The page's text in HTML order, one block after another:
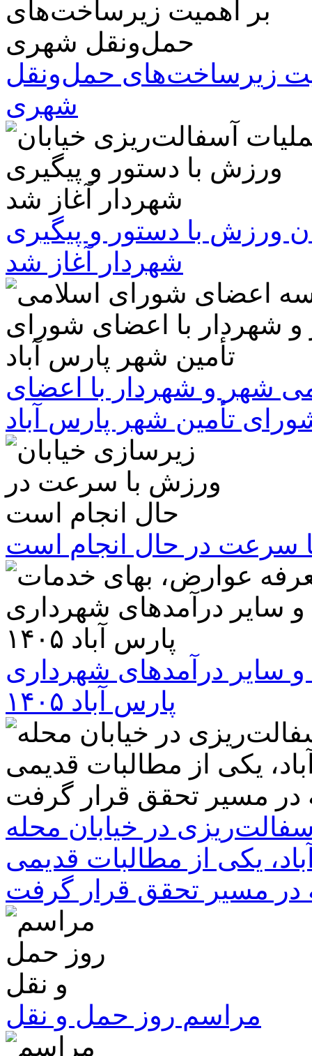
زیرساخت‌های حمل‌ونقل
شهری
ورزش با دستور و پیگیری
شهردار آغاز شد
شهر و شهردار با اعضای
تأمین شهر پارس آباد
سرعت در حال انجام است
سایر درآمدهای شهرداری
پارس آباد ۱۴۰۵
در خیابان محله
یکی از مطالبات قدیمی
در مسیر تحقق قرار گرفت
مراسم روز حمل و نقل